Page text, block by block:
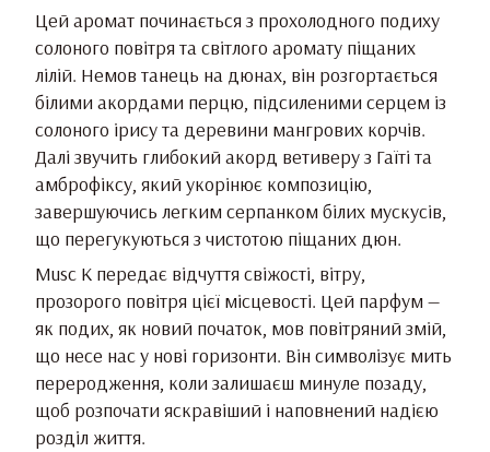
Цей аромат починається з прохолодного подиху
солоного повітря та світлого аромату піщаних
лілій. Немов танець на дюнах, він розгортається
білими акордами перцю, підсиленими серцем із
солоного ірису та деревини мангрових корчів.
Далі звучить глибокий акорд ветиверу з Гаїті та
амброфіксу, який укорінює композицію,
завершуючись легким серпанком білих мускусів,
що перегукуються з чистотою піщаних дюн.
Musc K передає відчуття свіжості, вітру,
прозорого повітря цієї місцевості. Цей парфум —
як подих, як новий початок, мов повітряний змій,
що несе нас у нові горизонти. Він символізує мить
переродження, коли залишаєш минуле позаду,
щоб розпочати яскравіший і наповнений надією
розділ життя.